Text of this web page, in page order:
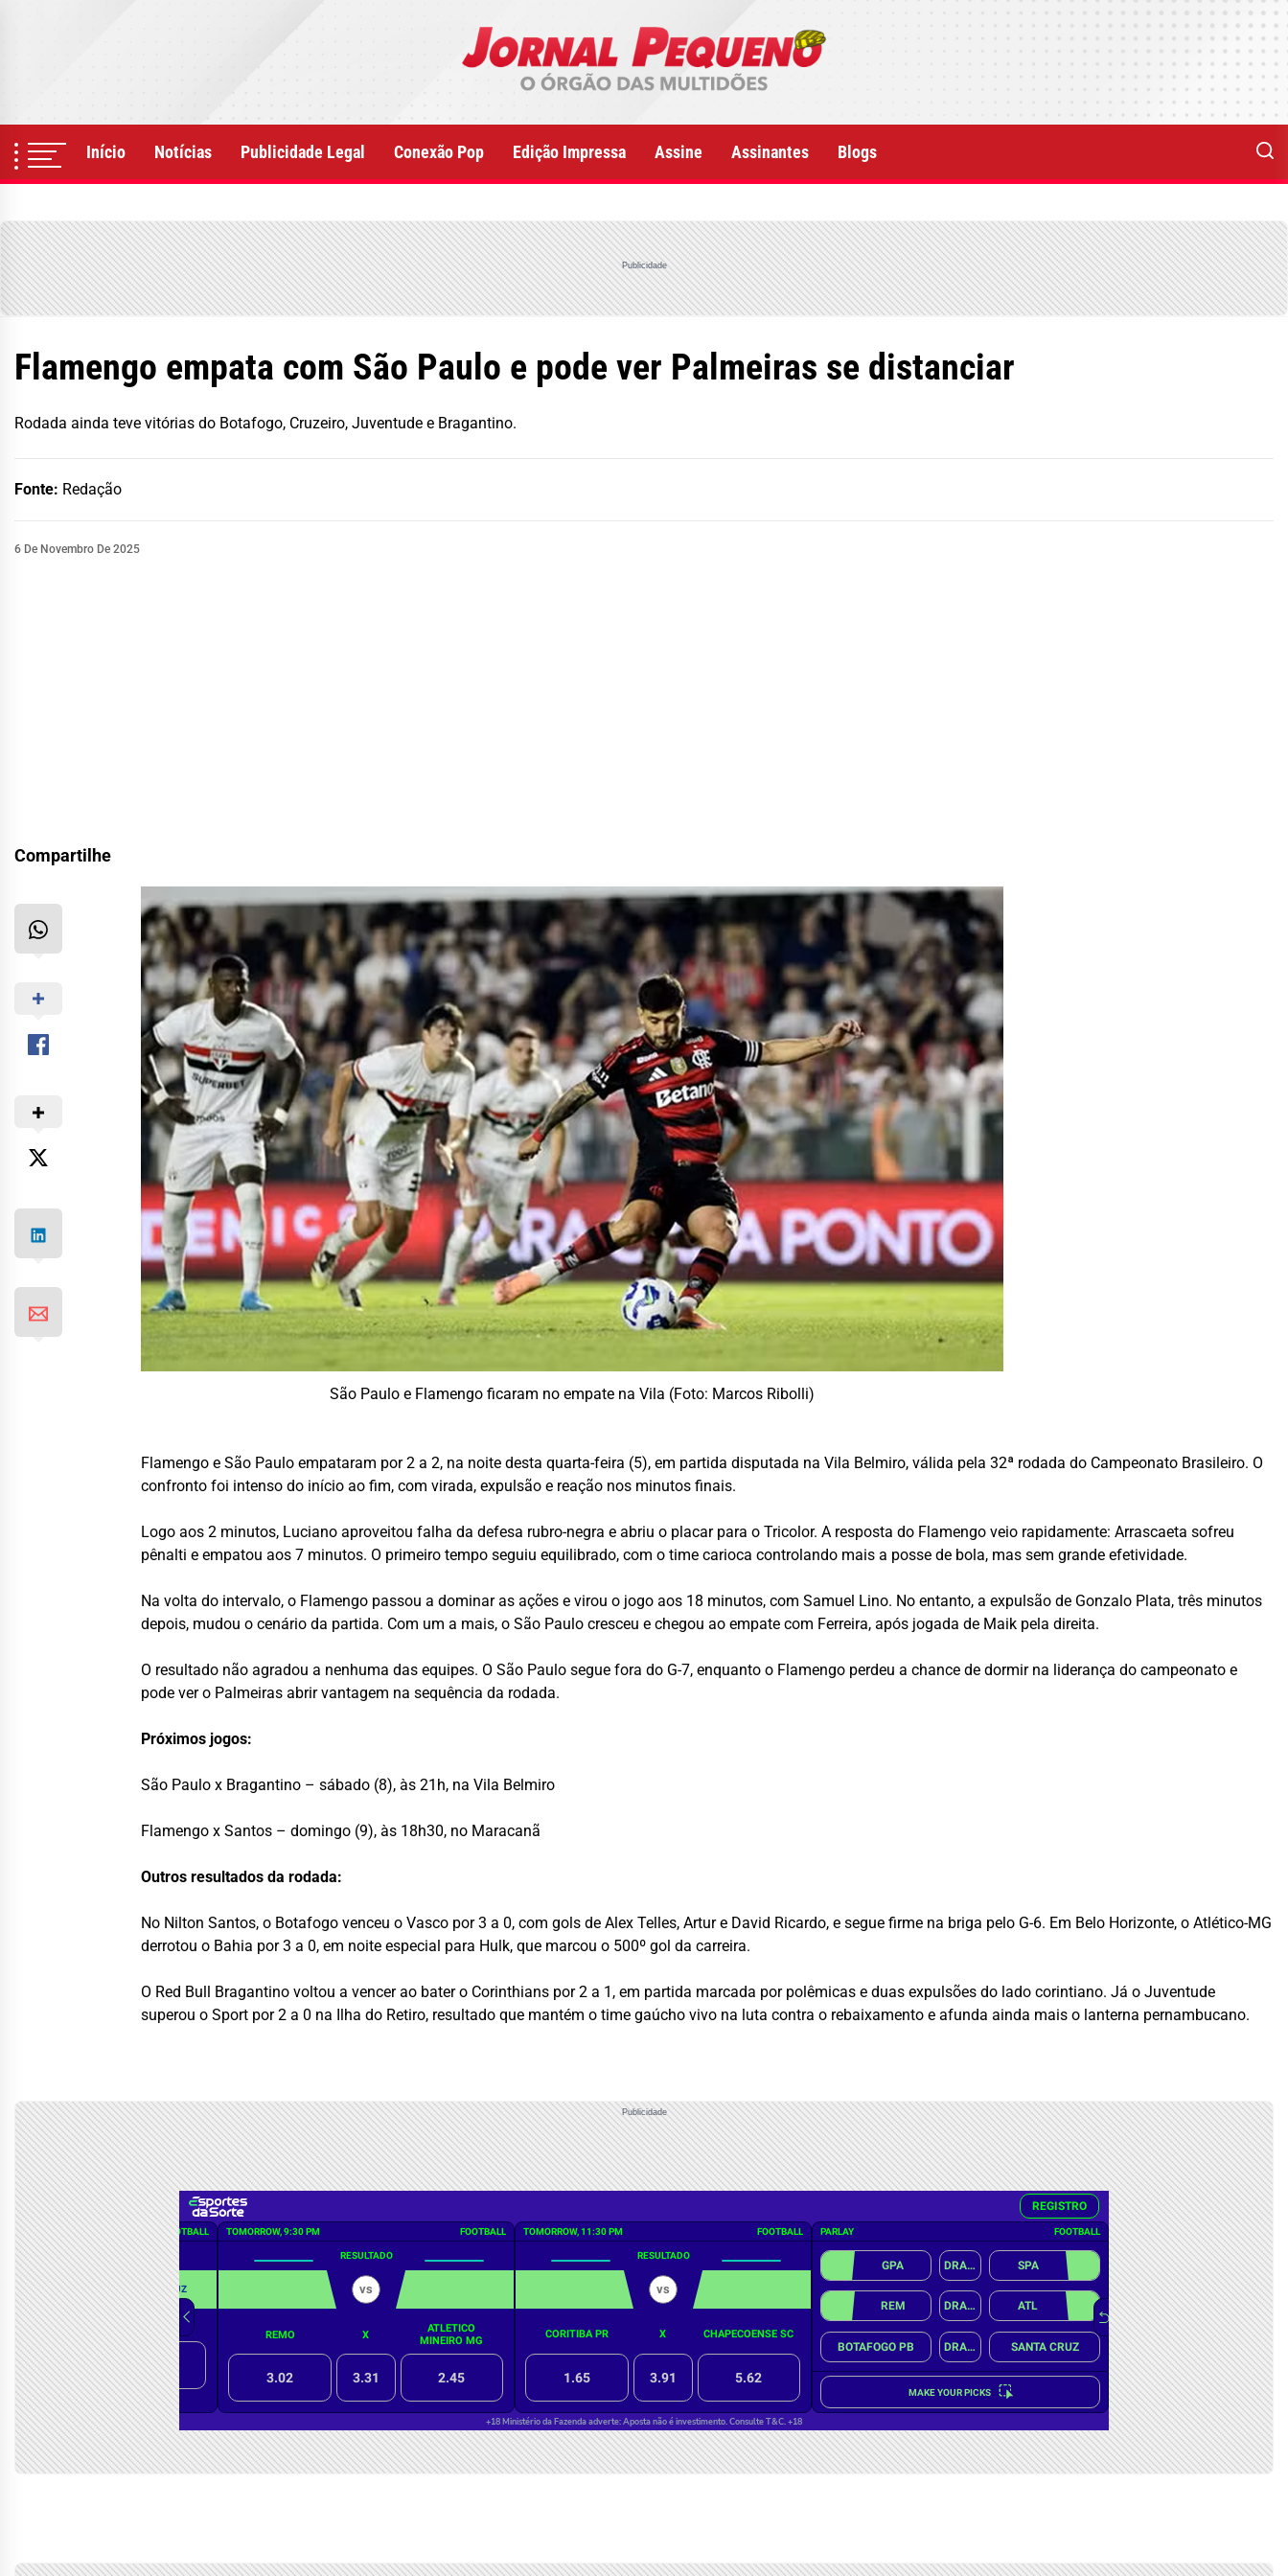
Início Notícias Publicidade Legal Conexão Pop Edição Impressa Assine Assinantes Blogs
Publicidade
Flamengo empata com São Paulo e pode ver Palmeiras se distanciar
Rodada ainda teve vitórias do Botafogo, Cruzeiro, Juventude e Bragantino.
Fonte: Redação
6 De Novembro De 2025
Compartilhe
São Paulo e Flamengo ficaram no empate na Vila (Foto: Marcos Ribolli)
Flamengo e São Paulo empataram por 2 a 2, na noite desta quarta-feira (5), em partida disputada na Vila Belmiro, válida pela 32ª rodada do Campeonato Brasileiro. O
confronto foi intenso do início ao fim, com virada, expulsão e reação nos minutos finais.
Logo aos 2 minutos, Luciano aproveitou falha da defesa rubro-negra e abriu o placar para o Tricolor. A resposta do Flamengo veio rapidamente: Arrascaeta sofreu
pênalti e empatou aos 7 minutos. O primeiro tempo seguiu equilibrado, com o time carioca controlando mais a posse de bola, mas sem grande efetividade.
Na volta do intervalo, o Flamengo passou a dominar as ações e virou o jogo aos 18 minutos, com Samuel Lino. No entanto, a expulsão de Gonzalo Plata, três minutos
depois, mudou o cenário da partida. Com um a mais, o São Paulo cresceu e chegou ao empate com Ferreira, após jogada de Maik pela direita.
O resultado não agradou a nenhuma das equipes. O São Paulo segue fora do G-7, enquanto o Flamengo perdeu a chance de dormir na liderança do campeonato e
pode ver o Palmeiras abrir vantagem na sequência da rodada.
Próximos jogos:
São Paulo x Bragantino – sábado (8), às 21h, na Vila Belmiro
Flamengo x Santos – domingo (9), às 18h30, no Maracanã
Outros resultados da rodada:
No Nilton Santos, o Botafogo venceu o Vasco por 3 a 0, com gols de Alex Telles, Artur e David Ricardo, e segue firme na briga pelo G-6. Em Belo Horizonte, o Atlético-MG
derrotou o Bahia por 3 a 0, em noite especial para Hulk, que marcou o 500º gol da carreira.
O Red Bull Bragantino voltou a vencer ao bater o Corinthians por 2 a 1, em partida marcada por polêmicas e duas expulsões do lado corintiano. Já o Juventude
superou o Sport por 2 a 0 na Ilha do Retiro, resultado que mantém o time gaúcho vivo na luta contra o rebaixamento e afunda ainda mais o lanterna pernambucano.
Publicidade